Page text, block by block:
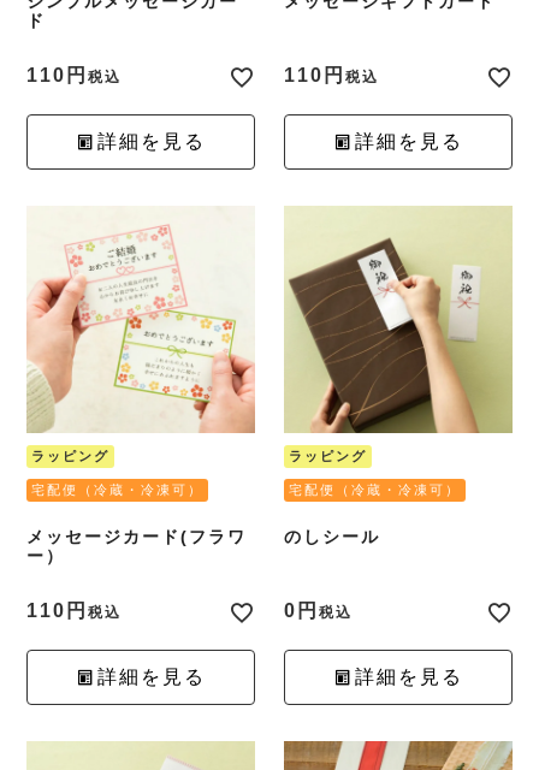
ド
110 税込
詳細を見る
110 税込
詳細を見る
ラッピング
宅配便（冷蔵・冷凍可）
メッセージカード(フラワ
ー）
110 税込
詳細を見る
ラッピング
宅配便（冷蔵・冷凍可）
のしシール
0 税込
詳細を見る